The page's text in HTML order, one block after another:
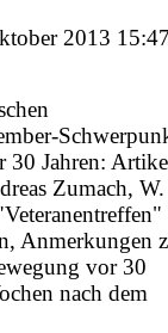
2013
30 Jahren:
Zumach, W.
Anmerkungen
vor 30
nach dem